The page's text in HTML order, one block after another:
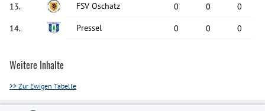
13. FSV Oschatz 0 0 0
14. Pressel 0 0 0
Weitere Inhalte
>> Zur Ewigen Tabelle